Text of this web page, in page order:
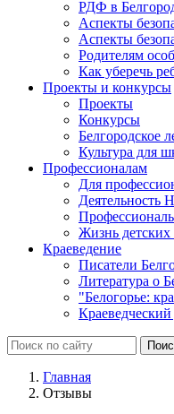
РДФ в
Аспекты
Аспекты
Родителям
Как уберечь
Проекты и конкурсы
Проекты
Конкурсы
Белгородское
Культура для
Профессионалам
Для
Деятельность
Жизнь детских
Краеведение
Писатели
Литература о
"Белогорье:
Главная
Отзывы